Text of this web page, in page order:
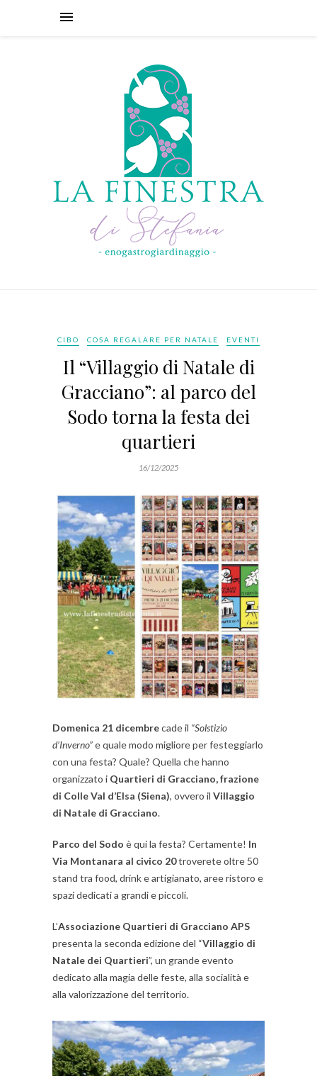
CIBO COSA REGALARE PER NATALE EVENTI
Il “Villaggio di Natale di
Gracciano”: al parco del
Sodo torna la festa dei
quartieri
16/12/2025
Domenica 21 dicembrecade il “Solstizio
d’Inverno”e quale modo migliore per festeggiarlo
con una festa? Quale? Quella che hanno
organizzato i Quartieri di Gracciano, frazione
di Colle Val d’Elsa (Siena), ovvero il Villaggio
di Natale di Gracciano.
Parco del Sodo è qui la festa? Certamente! In
Via Montanara al civico 20troverete oltre 50
stand tra food, drink e artigianato, aree ristoro e
spazi dedicati a grandi e piccoli.
L’Associazione Quartieri di Gracciano APS
presenta la seconda edizione del “Villaggio di
Natale dei Quartieri”, un grande evento
dedicato alla magia delle feste, alla socialità e
alla valorizzazione del territorio.